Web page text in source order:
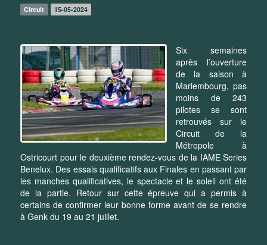
Circuit 15-05-2024
Six semaines
après l’ouverture
de la saison à
Mariembourg, pas
moins de 243
pilotes se sont
retrouvés sur le
Circuit de la
Métropole à
Ostricourt pour le deuxième rendez-vous de la IAME Series
Benelux. Des essais qualificatifs aux Finales en passant par
les manches qualificatives, le spectacle et le soleil ont été
de la partie. Retour sur cette épreuve qui a permis à
certains de confirmer leur bonne forme avant de se rendre
à Genk du 19 au 21 juillet.